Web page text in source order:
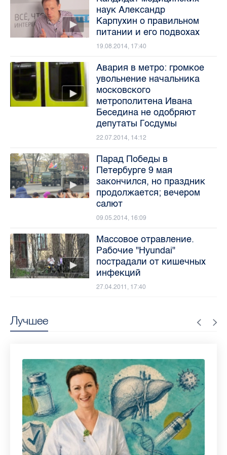
Лучшее
наук Александр
Карпухин о правильном
питании и его подвохах
19.08.2014, 17:40
Авария в метро: громкое
увольнение начальника
московского
метрополитена Ивана
Беседина не одобряют
депутаты Госдумы
22.07.2014, 14:12
Парад Победы в
Петербурге 9 мая
закончился, но праздник
продолжается; вечером
салют
09.05.2014, 16:09
Массовое отравление.
Рабочие "Hyundai"
пострадали от кишечных
инфекций
27.04.2011, 17:40